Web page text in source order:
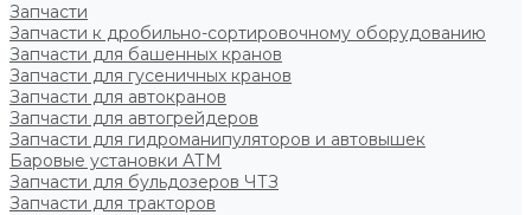
Запчасти
Запчасти к дробильно-сортировочному оборудованию
Запчасти для башенных кранов
Запчасти для гусеничных кранов
Запчасти для автокранов
Запчасти для автогрейдеров
Запчасти для гидроманипуляторов и автовышек
Баровые установки АТМ
Запчасти для бульдозеров ЧТЗ
Запчасти для тракторов